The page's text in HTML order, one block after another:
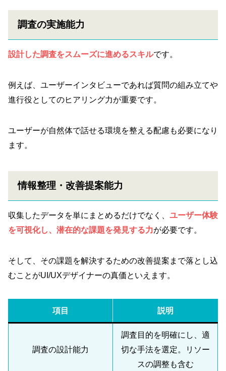
調査の実施能力
設計した調査をスムーズに進めるスキルです。
例えば、ユーザーインタビューであれば質問の組み立てや
進行役としてのヒアリング力が重要です。
ユーザーが自然体で話せる環境を整える配慮も必要になり
ます。
情報整理・改善提案能力
収集したデータを単にまとめるだけでなく、 ユーザー体験
を可視化し、潜在的な課題を発見する力が必要です。
そして、その課題を解決するための改善提案まで落とし込
むことがUI/UXデザイナーの真価といえます。
項目 説明
調査の設計能力
調査目的を明確にし、適
切な手法を選定。リソー
スの調整も含む